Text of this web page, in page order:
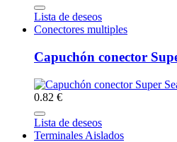
Lista de deseos
Conectores multiples
Capuchón conector
0.82 €
Lista de deseos
Terminales Aislados